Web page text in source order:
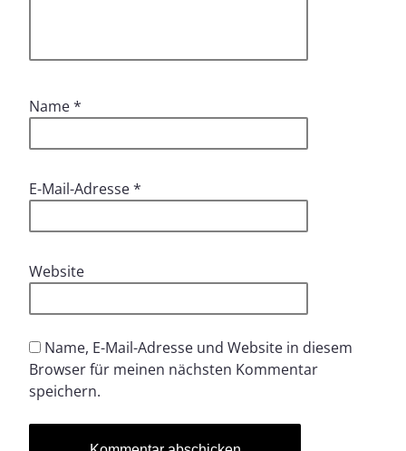
Name*
E-Mail-Adresse*
Website
Name, E-Mail-Adresse und Website in diesem
Browser für meinen nächsten Kommentar
speichern.